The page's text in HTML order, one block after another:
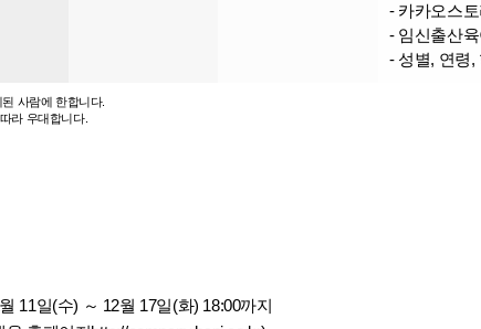
- 카카오스
- 임신출산
- 성별, 연령,
사람에 한합니다.
라 우대합니다.
11일(수) ～ 12월 17일(화) 18:00까지